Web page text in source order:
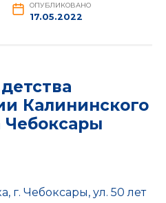
ОПУБЛИКОВАНО
17.05.2022
Калининского
Чебоксары
г. Чебоксары, ул. 50 лет